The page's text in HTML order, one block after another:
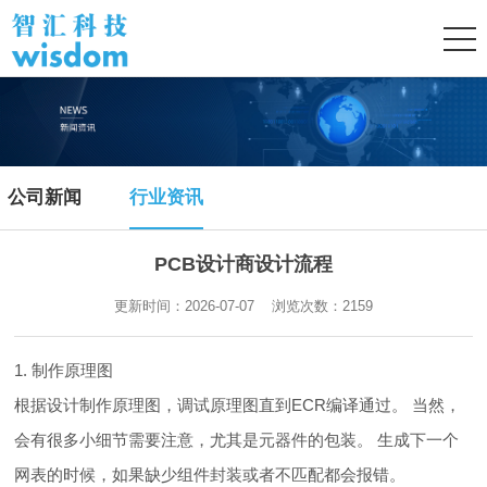
公司新闻 行业资讯
PCB设计商设计流程
更新时间：2026-07-07 浏览次数： 2159
1. 制作原理图
根据设计制作原理图，调试原理图直到ECR编译通过。 当然，
会有很多小细节需要注意，尤其是元器件的包装。 生成下一个
网表的时候，如果缺少组件封装或者不匹配都会报错。